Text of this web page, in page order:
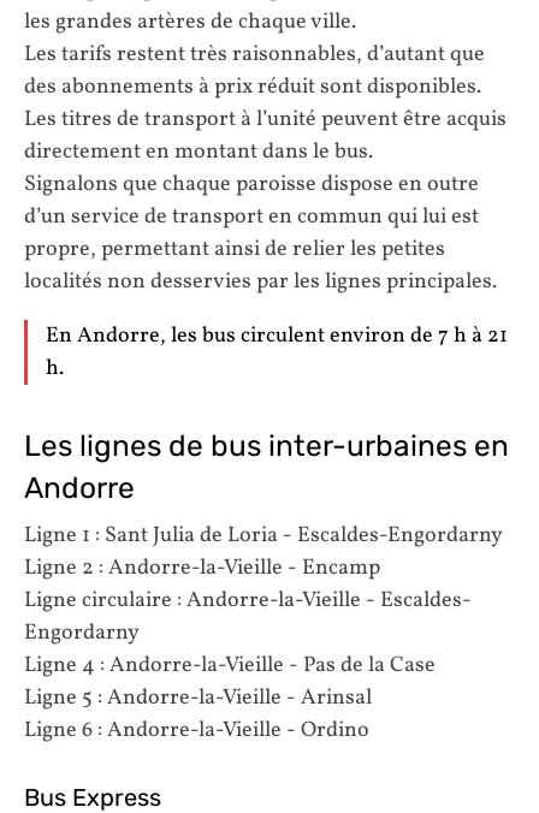
les grandes artères de chaque ville.
Les tarifs restent très raisonnables, d’autant que
des abonnements à prix réduit sont disponibles.
Les titres de transport à l’unité peuvent être acquis
directement en montant dans le bus.
Signalons que chaque paroisse dispose en outre
d’un service de transport en commun qui lui est
propre, permettant ainsi de relier les petites
localités non desservies par les lignes principales.
En Andorre, les bus circulent environ de 7 h à 21
h.
Les lignes de bus inter-urbaines en
Andorre
Ligne 1 : Sant Julia de Loria - Escaldes-Engordarny
Ligne 2 : Andorre-la-Vieille - Encamp
Ligne circulaire : Andorre-la-Vieille - Escaldes-
Engordarny
Ligne 4 : Andorre-la-Vieille - Pas de la Case
Ligne 5 : Andorre-la-Vieille - Arinsal
Ligne 6 : Andorre-la-Vieille - Ordino
Bus Express